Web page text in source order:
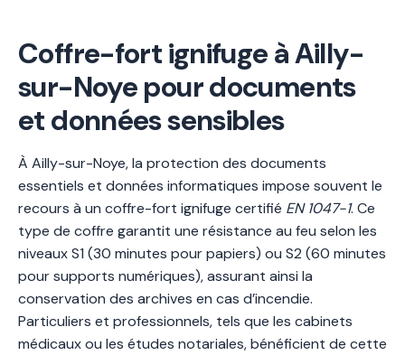
Coffre-fort ignifuge à Ailly-
sur-Noye pour documents
et données sensibles
À Ailly-sur-Noye, la protection des documents
essentiels et données informatiques impose souvent le
recours à un coffre-fort ignifuge certifié EN 1047-1. Ce
type de coffre garantit une résistance au feu selon les
niveaux S1 (30 minutes pour papiers) ou S2 (60 minutes
pour supports numériques), assurant ainsi la
conservation des archives en cas d’incendie.
Particuliers et professionnels, tels que les cabinets
médicaux ou les études notariales, bénéficient de cette